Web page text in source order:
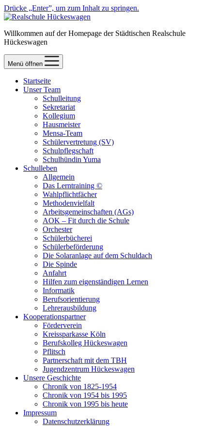
Drücke „Enter”, um zum Inhalt zu springen.
Willkommen auf der Homepage der Städtischen Realschule
Hückeswagen
Menü öffnen
Startseite
Unser Team
Schulleitung
Sekretariat
Kollegium
Hausmeister
Mensa-Team
Schülervertretung (SV)
Schulpflegschaft
Schulhündin Yuma
Schulleben
Allgemein
Das Lerntraining ©
Wahlpflichtfächer
Methodenvielfalt
Arbeitsgemeinschaften (AGs)
AOK – Fit durch die Schule
Orchester
Schülerbücherei
Schülerbeförderung
Die Solaranlage auf dem Schuldach
Die Spinde
Anfahrt
Hilfen zum eigenständigen Lernen
Informatik
Berufsorientierung
Lehrerausbildung
Kooperationspartner
Förderverein
Kreissparkasse Köln
Berufskolleg Hückeswagen
Pflitsch
Partnerschaft mit dem TBH
Jugendzentrum Hückeswagen
Unsere Geschichte
Chronik von 1825-1954
Chronik von 1954 bis 1995
Chronik von 1995 bis heute
Impressum
Datenschutzerklärung